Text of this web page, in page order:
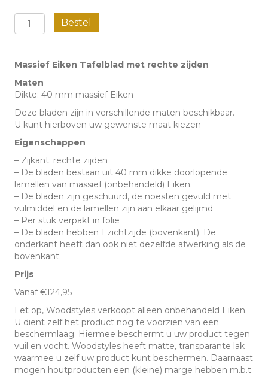
Eiken
tafelblad
MM
-
Rechte
kant
aantal
Bestel
Massief Eiken Tafelblad met rechte zijden
Maten
Dikte: 40 mm massief Eiken
Deze bladen zijn in verschillende maten beschikbaar.
U kunt hierboven uw gewenste maat kiezen
Eigenschappen
– Zijkant: rechte zijden
– De bladen bestaan uit 40 mm dikke doorlopende
lamellen van massief (onbehandeld) Eiken.
– De bladen zijn geschuurd, de noesten gevuld met
vulmiddel en de lamellen zijn aan elkaar gelijmd
– Per stuk verpakt in folie
– De bladen hebben 1 zichtzijde (bovenkant). De
onderkant heeft dan ook niet dezelfde afwerking als de
bovenkant.
Prijs
Vanaf €124,95
Let op, Woodstyles verkoopt alleen onbehandeld Eiken.
U dient zelf het product nog te voorzien van een
beschermlaag. Hiermee beschermt u uw product tegen
vuil en vocht. Woodstyles heeft matte, transparante lak
waarmee u zelf uw product kunt beschermen. Daarnaast
mogen houtproducten een (kleine) marge hebben m.b.t.